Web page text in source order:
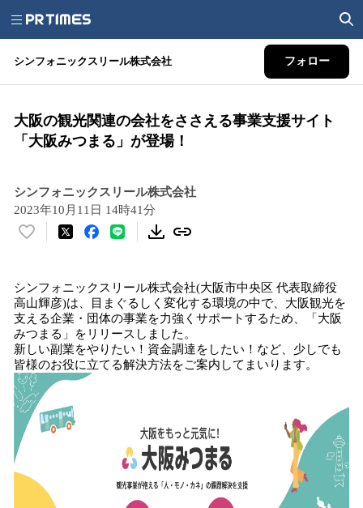
シンフォニックスリール株式会社 フォロー
大阪の観光関連の会社をささえる事業支援サイト
「大阪みつまる」が登場！
シンフォニックスリール株式会社
2023年10月11日 14時41分
い
！
数
を
読
み
込
み
中
で
シンフォニックスリール株式会社(大阪市中央区 代表取締役
高山輝彦)は、目まぐるしく変化する環境の中で、大阪観光を
支える企業・団体の事業を力強くサポートするため、「大阪
みつまる」をリリースしました。
新しい副業をやりたい！資金調達をしたい！など、少しでも
皆様のお役に立てる解決方法をご案内してまいります。